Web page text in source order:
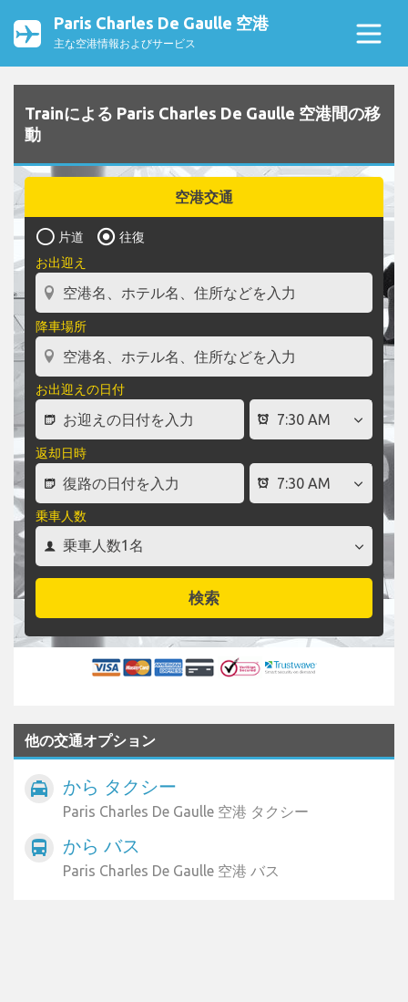
Paris Charles De Gaulle 空港
主な空港情報およびサービス
Trainによる Paris Charles De Gaulle 空港間の移
動
空港交通
片道
往復
お出迎え
降車場所
お出迎えの日付
返却日時
乗車人数
検索
他の交通オプション
local_taxi から タクシー
Paris Charles De Gaulle 空港 タクシー
directions_bus から バス
Paris Charles De Gaulle 空港 バス